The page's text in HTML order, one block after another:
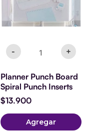
- +
Planner Punch Board
Spiral Punch Inserts
$13.900
Agregar